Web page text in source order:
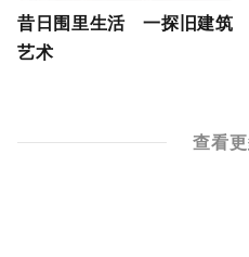
昔日围里生活 一探旧建筑
艺术
查看